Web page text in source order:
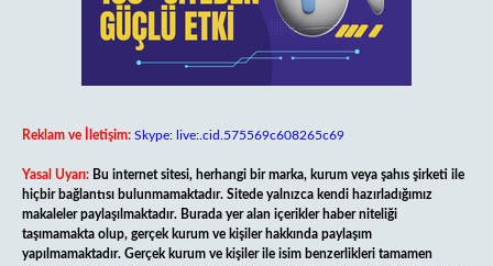
Reklam ve İletişim: Skype: live:.cid.575569c608265c69
Yasal Uyarı: Bu internet sitesi, herhangi bir marka, kurum veya şahıs şirketi ile
hiçbir bağlantısı bulunmamaktadır. Sitede yalnızca kendi hazırladığımız
makaleler paylaşılmaktadır. Burada yer alan içerikler haber niteliği
taşımamakta olup, gerçek kurum ve kişiler hakkında paylaşım
yapılmamaktadır. Gerçek kurum ve kişiler ile isim benzerlikleri tamamen